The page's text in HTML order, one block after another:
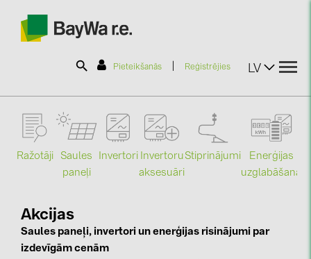
Pieteikšanās Reģistrējies LV
SOLAR-PLANIT
Informācija
Jaunumi
Ražotāji
Saules
paneļi
Invertori Invertoru
aksesuāri
Stiprinājumi
Enerģijas
uzglabāšana
Akcijas
Saules paneļi, invertori un enerģijas risinājumi par
izdevīgām cenām